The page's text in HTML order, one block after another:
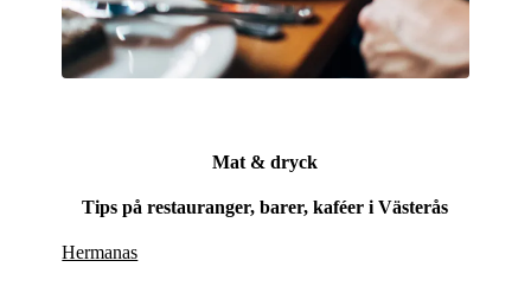
Mat & dryck
Tips på restauranger, barer, kaféer i Västerås
Hermanas